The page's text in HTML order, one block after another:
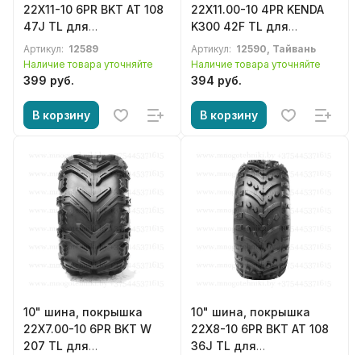
22X11-10 6PR BKT AT 108
47J TL для
квадроцикла, ATV
Артикул: 12589
Наличие товара уточняйте
399 руб.
В корзину
22X11.00-10 4PR KENDA
K300 42F TL для
квадроцикла, ATV
Артикул: 12590, Тайвань
Наличие товара уточняйте
394 руб.
В корзину
10" шина, покрышка
22X7.00-10 6PR BKT W
207 TL для
10" шина, покрышка
22X8-10 6PR BKT AT 108
36J TL для